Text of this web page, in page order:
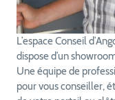
L’espace Conseil
dispose d’un
Une équipe de
pour vous conseiller,